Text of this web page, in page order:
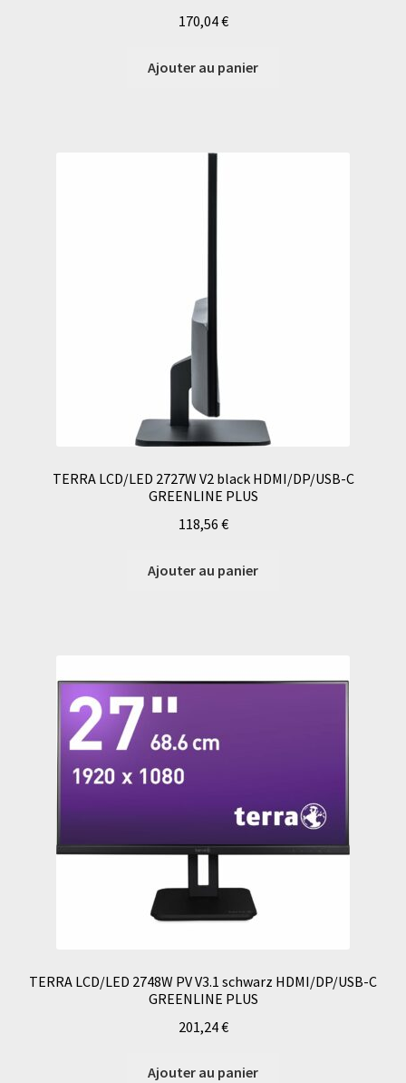
170,04€
Ajouter au panier
TERRA LCD/LED 2727W V2 black HDMI/DP/USB-C
GREENLINE PLUS
118,56 €
Ajouter au panier
TERRA LCD/LED 2748W PV V3.1 schwarz HDMI/DP/USB-C
GREENLINE PLUS
201,24€
Ajouter au panier